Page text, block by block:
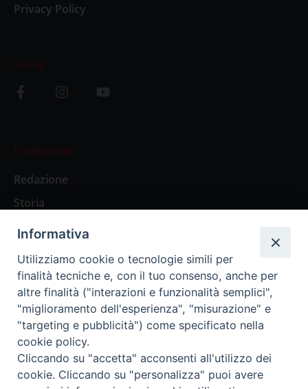
Privacy Policy
Social
L’editoriale
Redazione
Storia
Abbonamenti
Abbonamento Annuale Digitale
Abbonamento Annuale Cartaceo
Abbonamento Singola Copia Digitale
Informativa
Utilizziamo cookie o tecnologie simili per
finalità tecniche e, con il tuo consenso, anche per
altre finalità ("interazioni e funzionalità semplici",
"miglioramento dell'esperienza", "misurazione" e
"targeting e pubblicità") come specificato nella
cookie policy.
Cliccando su "accetta" acconsenti all'utilizzo dei
cookie. Cliccando su "personalizza" puoi avere